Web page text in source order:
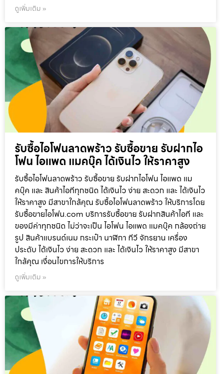
ดูเพิ่มเติม »
รับซื้อไอโฟนลาดพร้าว รับซื้อขาย รับฝากไอ
โฟน ไอแพด แมคบุ๊ค ได้เงินไว ให้ราคาสูง
รับซื้อไอโฟนลาดพร้าว รับซื้อขาย รับฝากไอโฟน ไอแพด แม
คบุ๊ค และ สินค้าไอทีทุกชนิด ได้เงินไว ง่าย สะดวก และ ได้เงินไว
ให้ราคาสูง มีสาขาใกล้คุณ รับซื้อไอโฟนลาดพร้าว ให้บริการโดย
รับซื้อขายไอโฟน.com บริการรับซื้อขาย รับฝากสินค้าไอที และ
ของมีค่าทุกชนิด ไม่ว่าจะเป็น ไอโฟน ไอแพด แมคบุ๊ค กล้องถ่าย
รูป สินค้าแบรนด์เนม กระเป๋า นาฬิกา ทีวี จักรยาน เครื่อง
ประดับ ได้เงินไว ง่าย สะดวก และ ได้เงินไว ให้ราคาสูง มีสาขา
ใกล้คุณ เงื่อนไขการให้บริการ
ดูเพิ่มเติม »